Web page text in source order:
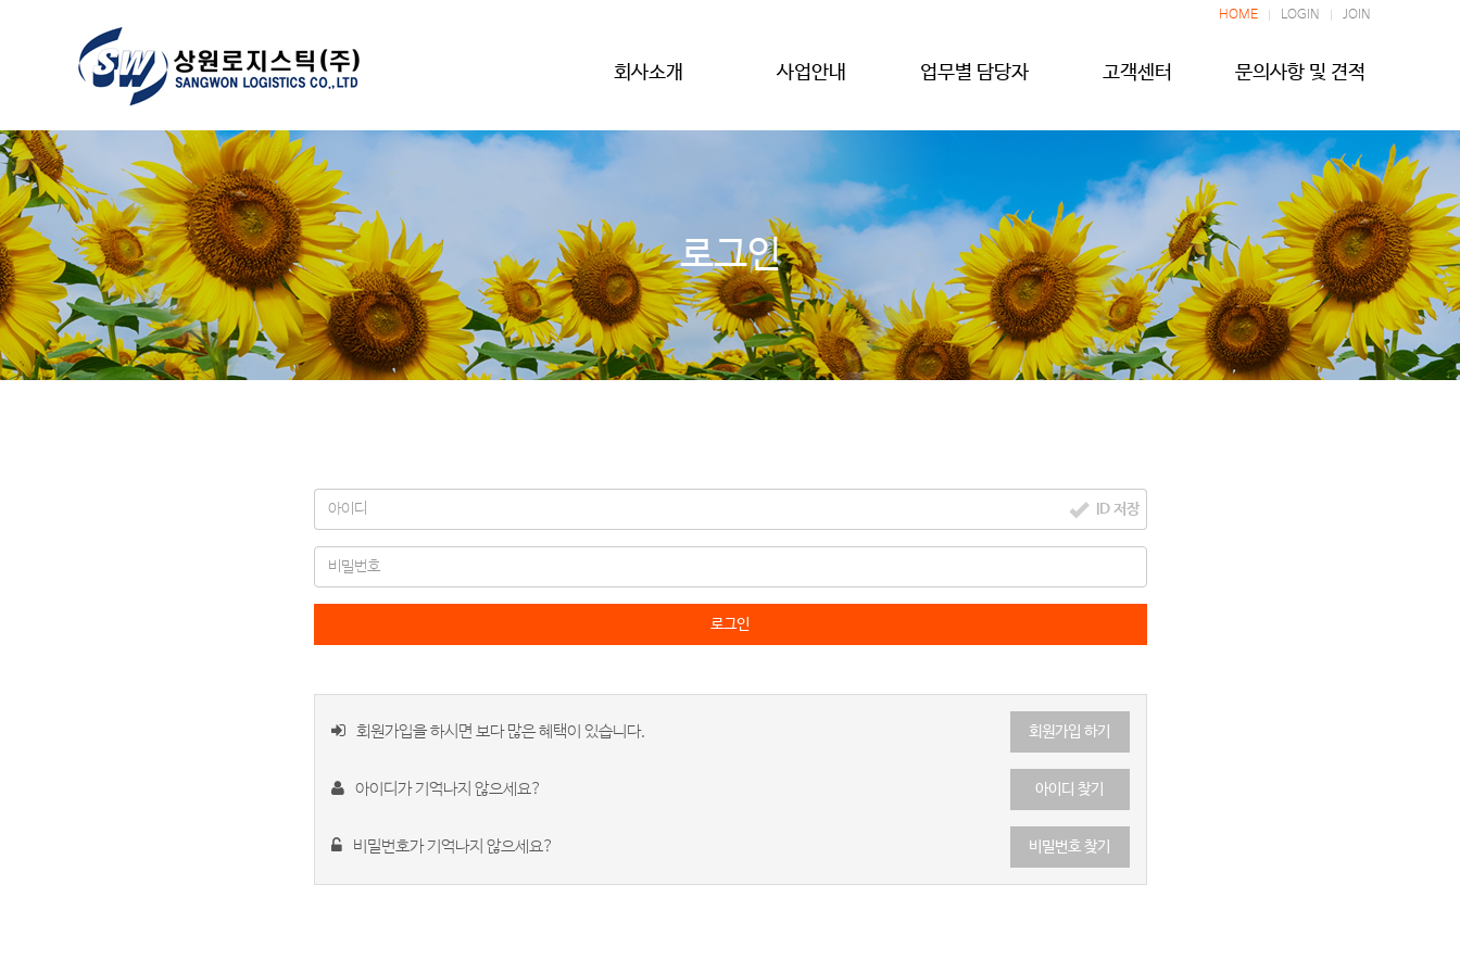
HOME LOGIN JOIN
회사소개 사업안내 업무별 담당자 고객센터 문의사항 및 견적
로그인
ID 저장
로그인
회원가입을 하시면 보다 많은 혜택이 있습니다. 회원가입 하기
아이디가 기억나지 않으세요? 아이디 찾기
비밀번호가 기억나지 않으세요? 비밀번호 찾기